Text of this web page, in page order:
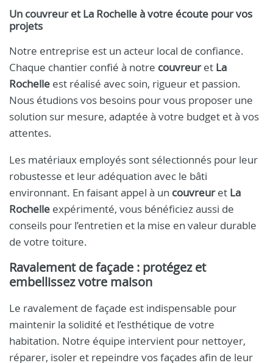
Un couvreur et La Rochelle à votre écoute pour vos
projets
Notre entreprise est un acteur local de confiance.
Chaque chantier confié à notre couvreuret La
Rochelle est réalisé avec soin, rigueur et passion.
Nous étudions vos besoins pour vous proposer une
solution sur mesure, adaptée à votre budget et à vos
attentes.
Les matériaux employés sont sélectionnés pour leur
robustesse et leur adéquation avec le bâti
environnant. En faisant appel à un couvreuret La
Rochelle expérimenté, vous bénéficiez aussi de
conseils pour l’entretien et la mise en valeur durable
de votre toiture.
Ravalement de façade : protégez et
embellissez votre maison
Le ravalement de façade est indispensable pour
maintenir la solidité et l’esthétique de votre
habitation. Notre équipe intervient pour nettoyer,
réparer, isoler et repeindre vos façades afin de leur